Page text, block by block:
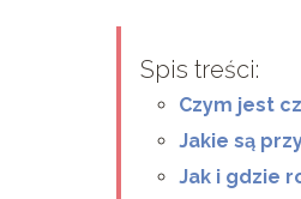
Spis treści:
Czym jest
Jakie są
Jak i gdzie